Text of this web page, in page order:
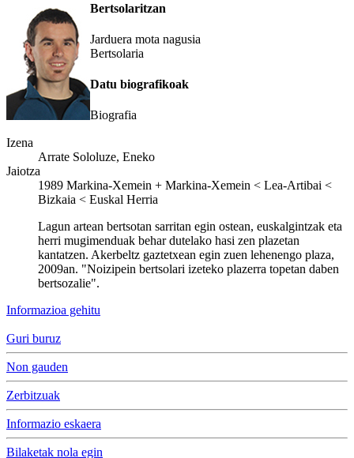
Izena
Arrate Sololuze, Eneko
Jaiotza
1989 Markina-Xemein + Markina-Xemein < Lea-Artibai <
Bizkaia < Euskal Herria
Bertsolaritzan
Jarduera mota nagusia
Bertsolaria
Datu biografikoak
Biografia
Lagun artean bertsotan sarritan egin ostean, euskalgintzak eta
herri mugimenduak behar dutelako hasi zen plazetan
kantatzen. Akerbeltz gaztetxean egin zuen lehenengo plaza,
2009an. "Noizipein bertsolari izeteko plazerra topetan daben
bertsozalie".
Informazioa gehitu
Guri buruz
Non gauden
Zerbitzuak
Informazio eskaera
Bilaketak nola egin